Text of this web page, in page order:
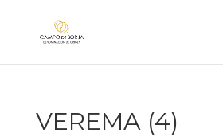
VEREMA (4)